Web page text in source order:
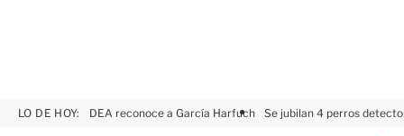
LO DE HOY: DEA reconoce a García Harfuch Se jubilan 4 perros